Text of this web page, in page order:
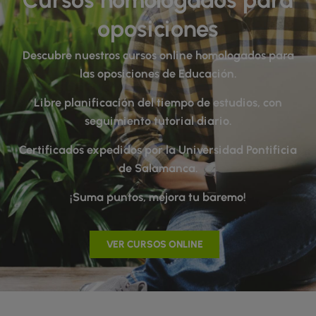
oposiciones
Descubre nuestros cursos online homologados para
las oposiciones de Educación.
Libre planificación del tiempo de estudios, con
seguimiento tutorial diario.
Certificados expedidos por la Universidad Pontificia
de Salamanca.
¡Suma puntos, mejora tu baremo!
VER CURSOS ONLINE